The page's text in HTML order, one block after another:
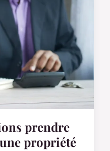
prendre
propriété